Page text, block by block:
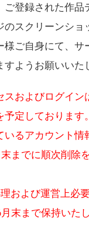
登録された作品
のスクリーンショ
様ご自身にて、サ
ようお願いいた
スおよびログイン
定しております。
いるアカウント情
までに順次削除
および運営上必
末まで保持いた